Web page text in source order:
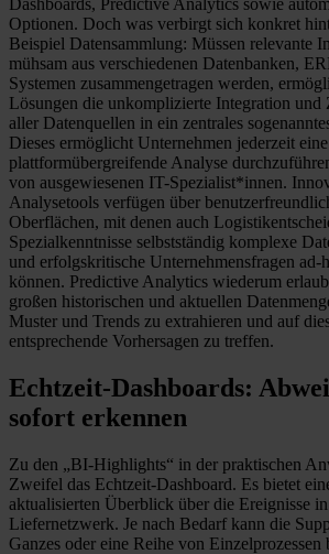
Dashboards, Predictive Analytics sowie
Optionen. Doch was verbirgt sich konkret
Beispiel Datensammlung: Müssen relevante
mühsam aus verschiedenen Datenbanken,
Systemen zusammengetragen werden,
Lösungen die unkomplizierte Integration und
aller Datenquellen in ein zentrales
Dieses ermöglicht Unternehmen jederzeit
plattformübergreifende Analyse
von ausgewiesenen IT-Spezialist*innen.
Analysetools verfügen über
Oberflächen, mit denen auch
Spezialkenntnisse selbstständig komplexe
und erfolgskritische Unternehmensfragen ad-
können. Predictive Analytics wiederum
großen historischen und aktuellen
Muster und Trends zu extrahieren und auf
entsprechende Vorhersagen zu treffen.
Echtzeit-Dashboards:
sofort erkennen
Zu den „BI-Highlights“ in der praktischen
Zweifel das Echtzeit-Dashboard. Es bietet
aktualisierten Überblick über die Ereignisse
Liefernetzwerk. Je nach Bedarf kann die
Ganzes oder eine Reihe von Einzelprozessen